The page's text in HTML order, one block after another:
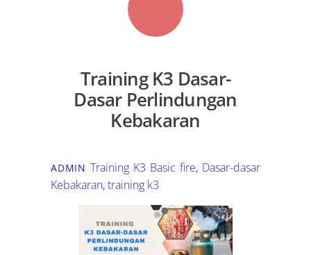
Training K3 Dasar-
Dasar Perlindungan
Kebakaran
ADMIN Training K3 Basic fire, Dasar-dasar
Kebakaran,training k3